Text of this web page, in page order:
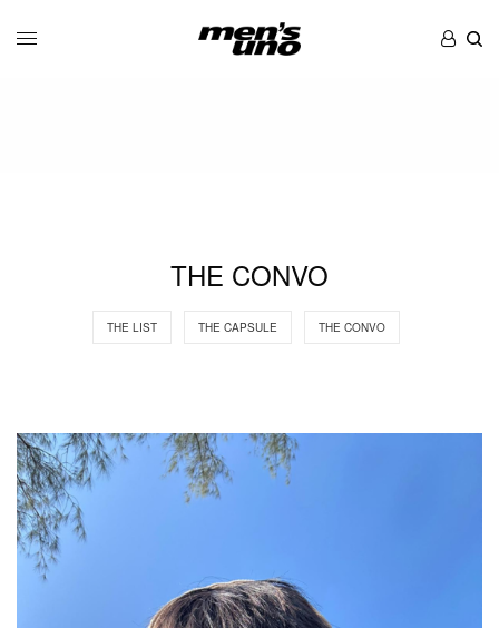
THE CONVO
THE LIST THE CAPSULE THE CONVO